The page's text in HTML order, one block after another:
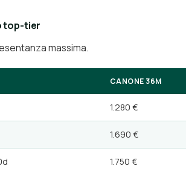
top-tier
massima.
CANONE 36M
1.280 €
1.690 €
1.750 €